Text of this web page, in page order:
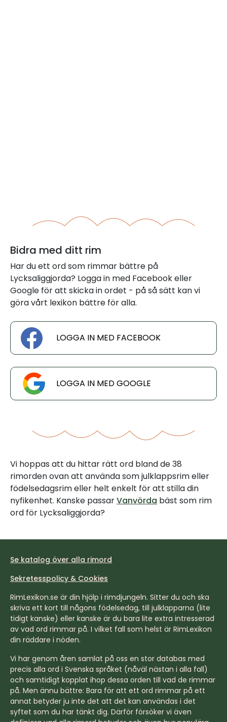
Bidra med ditt rim
Har du ett ord som rimmar bättre på
Lycksaliggjorda? Logga in med Facebook eller
Google för att skicka in ordet - på så sätt kan vi
göra vårt lexikon bättre för alla.
LOGGA IN MED FACEBOOK
LOGGA IN MED GOOGLE
Vi hoppas att du hittar rätt ord bland de 38
rimorden ovan att använda som julklappsrim eller
födelsedagsrim eller helt enkelt för att stilla din
nyfikenhet. Kanske passarVanvörda bäst som rim
ord för Lycksaliggjorda?
Se katalog över alla rimord
Sekretesspolicy & Cookies
RimLexikon.se är din hjälp i rimdjungeln. Sitter du och ska
skriva ett kort till någons födelsedag, till julklapparna (lite
tidigt kanske) eller kanske är du bara lite extra intresserad
av vad ord rimmar på. I vilket fall som helst är RimLexikon
din räddare i nöden.
Vi har genom åren samlat på oss en stor databas med
precis alla ord i Svenska språket (nåväl nästan i alla fall)
och samtidigt kopplat ihop dessa orden till vad de rimmar
på. Men ännu bättre: Bara för att ett ord rimmar på ett
annat betyder ju inte det att det kan användas i det
syftet som du har tänkt dig. Därför försöker vi även